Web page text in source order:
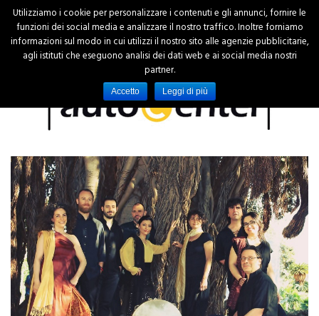
Utilizziamo i cookie per personalizzare i contenuti e gli annunci, fornire le
funzioni dei social media e analizzare il nostro traffico. Inoltre forniamo
informazioni sul modo in cui utilizzi il nostro sito alle agenzie pubblicitarie,
agli istituti che eseguono analisi dei dati web e ai social media nostri
partner.
Accetto Leggi di più